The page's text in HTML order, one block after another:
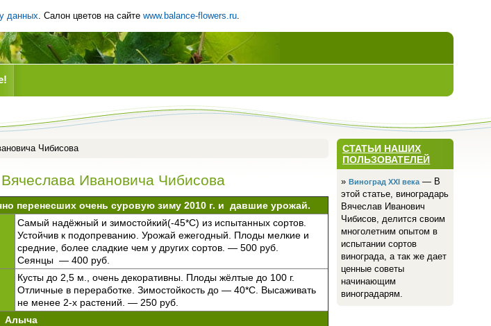
данных. Салон цветов на сайте www.balance-flowers.ru.
Чибисова
Вячеслава Ивановича Чибисова
перенесших очень суровую зиму 2010 г. и давшие урожай.
Самый надёжный и зимостойкий(-45*С) из испытанных сортов.
Устойчив к подопреванию. Урожай ежегодный. Плоды мелкие и
средние, более сладкие чем у других сортов. — 500 руб.
Сеянцы — 400 руб.
Кусты до 2,5 м., очень декоративны. Плоды жёлтые до 100 г.
Отличные в переработке. Зимостойкость до — 40*C. Высаживать
не менее 2-х растений. — 250 руб.
Алыча
СТАТЬИ НАШИХ
ПОЛЬЗОВАТЕЛЕЙ
»Виноград ХХI века— В
этой статье, виноградарь
Вячеслав Иванович
Чибисов, делится своим
многолетним опытом в
испытании сортов
винограда, а так же дает
ценные советы
начинающим
виноградарям.